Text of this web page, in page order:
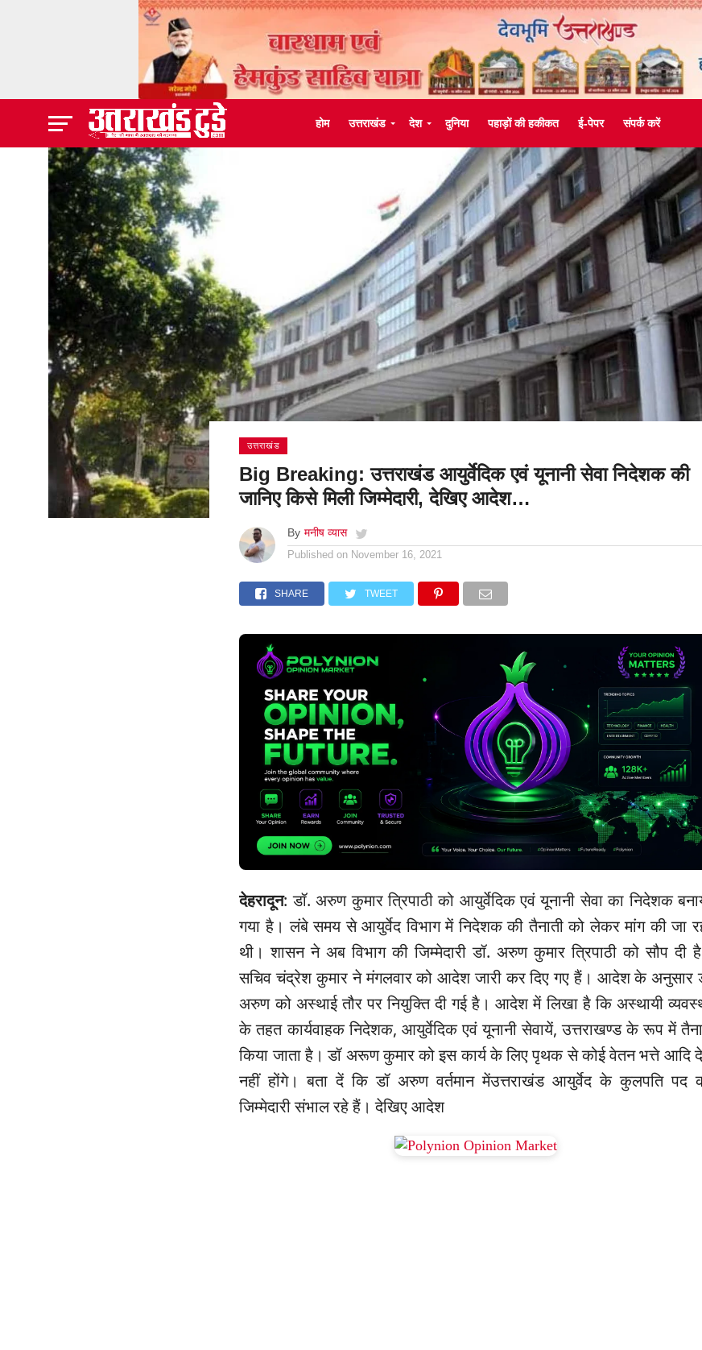
होम उत्तराखंड देश दुनिया पहाड़ों की हकीकत ई-पेपर संपर्क करें
उत्तराखंड
Big Breaking: उत्तराखंड आयुर्वेदिक एवं यूनानी सेवा निदेशक की
जानिए किसे मिली जिम्मेदारी, देखिए आदेश…
By मनीष व्यास
Published on November 16, 2021
SHARE TWEET
देहरादून: डॉ. अरुण कुमार त्रिपाठी को आयुर्वेदिक एवं यूनानी सेवा का निदेशक
गया है। लंबे समय से आयुर्वेद विभाग में निदेशक की तैनाती को लेकर मांग की जा
थी। शासन ने अब विभाग की जिम्मेदारी डॉ. अरुण कुमार त्रिपाठी को सौप दी
सचिव चंद्रेश कुमार ने मंगलवार को आदेश जारी कर दिए गए हैं। आदेश के अनुसार
अरुण को अस्थाई तौर पर नियुक्ति दी गई है। आदेश में लिखा है कि अस्थायी
के तहत कार्यवाहक निदेशक, आयुर्वेदिक एवं यूनानी सेवायें, उत्तराखण्ड के रूप में
किया जाता है। डॉ अरूण कुमार को इस कार्य के लिए पृथक से कोई वेतन भत्ते आदि
नहीं होंगे। बता दें कि डॉ अरुण वर्तमान मेंउत्तराखंड आयुर्वेद के कुलपति पद
जिम्मेदारी संभाल रहे हैं। देखिए आदेश